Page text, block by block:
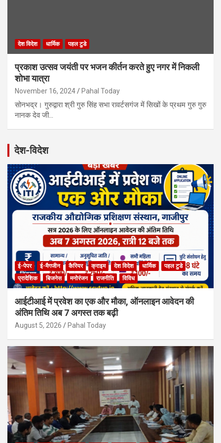
देश विदेश धार्मिक पहल टुडे
प्रकाश उत्सव जयंती पर भजन कीर्तन करते हुए नगर में निकली
शोभा यात्रा
November 16, 2024 Pahal Today
सोनभद्र। गुरुद्वारा श्री गुरु सिंह सभा रावर्टसगंज में सिखों के प्रथम गुरु गुरु
नानक देव जी…
देश-विदेश
ई-पेपर ई-मैगजीन कैरियर क्राइम देश विदेश धार्मिक
पहल टुडे
प्रादेशिक
बिजनेस मनोरंजन राजनीति विविध
आईटीआई में प्रवेश का एक और मौका, ऑनलाइन आवेदन की
अंतिम तिथि अब 7 अगस्त तक बढ़ी
August 5, 2026 Pahal Today